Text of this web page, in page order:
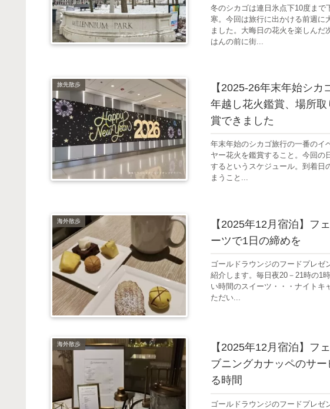
冬のシカゴは連日氷点下10度ま
寒。今回は旅行に出かける前週に
ました。大晦日の花火を楽しん
はんの前に街...
旅先散歩
【2025-26年末年始シ
年越し花火鑑賞、場所
賞できました
年末年始のシカゴ旅行の一番のイ
ヤー花火を鑑賞すること。今回の
するというスケジュール。到着日
まうこと...
海外散歩
【2025年12月宿泊】フ
ーツで1日の締めを
ゴールドラウンジのフードプレゼ
紹介します。毎日夜20－21時の1
い時間のスイーツ・・・ナイトキ
ただい...
海外散歩
【2025年12月宿泊】フ
ブニングカナッペのサ
る時間
ゴールドラウンジのフードプレゼ